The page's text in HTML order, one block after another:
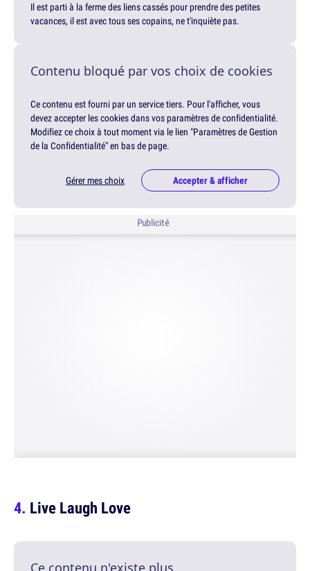
Il est parti à la ferme des liens cassés pour prendre des petites
vacances, il est avec tous ses copains, ne t'inquiète pas.
Contenu bloqué par vos choix de cookies
Ce contenu est fourni par un service tiers. Pour l'afficher, vous
devez accepter les cookies dans vos paramètres de confidentialité.
Modifiez ce choix à tout moment via le lien "Paramètres de Gestion
de la Confidentialité" en bas de page.
Gérer mes choix Accepter & afficher
Publicité
Live Laugh Love
Ce contenu n'existe plus